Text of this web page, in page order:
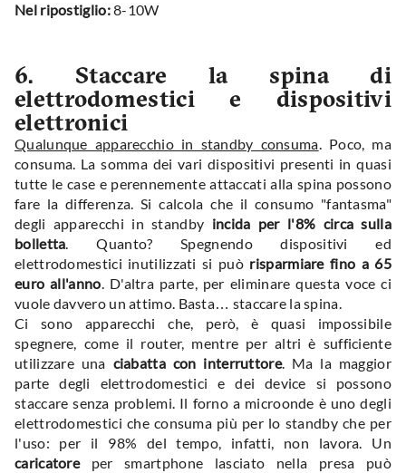
Nel ripostiglio:8-10W
6. Staccare la spina di
elettrodomestici e dispositivi
elettronici
Qualunque apparecchio in standby consuma. Poco, ma
consuma. La somma dei vari dispositivi presenti in quasi
tutte le case e perennemente attaccati alla spina possono
fare la differenza. Si calcola che il consumo "fantasma"
degli apparecchi in standby incida per l'8% circa sulla
bolletta. Quanto? Spegnendo dispositivi ed
elettrodomestici inutilizzati si può risparmiare fino a 65
euro all'anno. D'altra parte, per eliminare questa voce ci
vuole davvero un attimo. Basta… staccare la spina.
Ci sono apparecchi che, però, è quasi impossibile
spegnere, come il router, mentre per altri è sufficiente
utilizzare una ciabatta con interruttore. Ma la maggior
parte degli elettrodomestici e dei device si possono
staccare senza problemi. Il forno a microonde è uno degli
elettrodomestici che consuma più per lo standby che per
l'uso: per il 98% del tempo, infatti, non lavora. Un
caricatoreper smartphone lasciato nella presa può